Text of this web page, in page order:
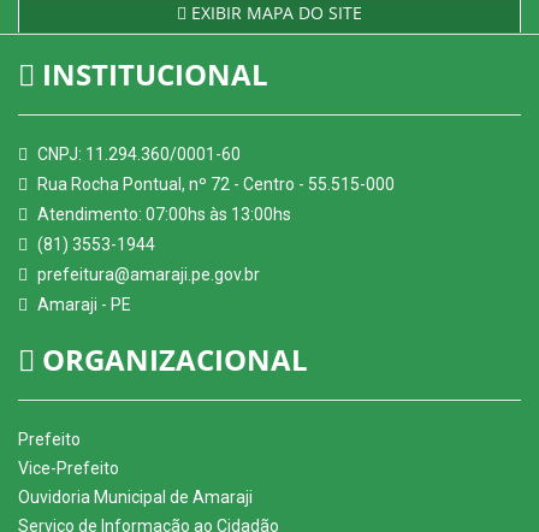
EXIBIR MAPA DO SITE
INSTITUCIONAL
CNPJ: 11.294.360/0001-60
Rua Rocha Pontual, nº 72 - Centro - 55.515-000
Atendimento: 07:00hs às 13:00hs
(81) 3553-1944
prefeitura@amaraji.pe.gov.br
Amaraji - PE
ORGANIZACIONAL
Prefeito
Vice-Prefeito
Ouvidoria Municipal de Amaraji
Serviço de Informação ao Cidadão